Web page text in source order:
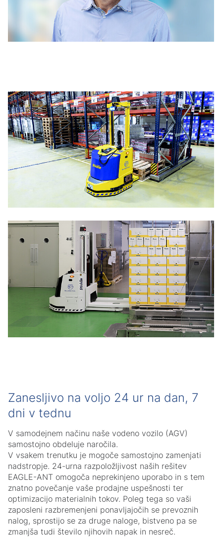
Zanesljivo na voljo 24 ur na dan, 7
dni v tednu
V samodejnem načinu naše vodeno vozilo (AGV)
samostojno obdeluje naročila.
V vsakem trenutku je mogoče samostojno zamenjati
nadstropje. 24-urna razpoložljivost naših rešitev
EAGLE-ANT omogoča neprekinjeno uporabo in s tem
znatno povečanje vaše prodajne uspešnosti ter
optimizacijo materialnih tokov. Poleg tega so vaši
zaposleni razbremenjeni ponavljajočih se prevoznih
nalog, sprostijo se za druge naloge, bistveno pa se
zmanjša tudi število njihovih napak in nesreč.